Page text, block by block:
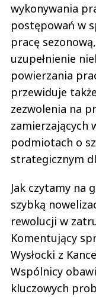
wykonywania
postępowań w
pracę
uzupełnienie
powierzania
przewiduje
zezwolenia na
zamierzających
podmiotach o
strategicznym
Jak czytamy na
szybką
rewolucji w
Komentujący
Wysłocki z
Wspólnicy
kluczowych